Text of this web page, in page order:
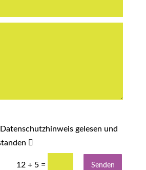
gelesen und
12 + 5 = Senden